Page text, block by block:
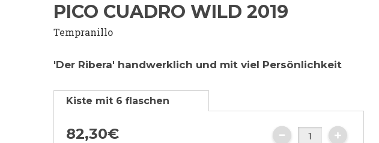
PICO CUADRO WILD 2019
Tempranillo
'Der Ribera' handwerklich und mit viel Persönlichkeit
Kiste mit 6 flaschen
82,30€